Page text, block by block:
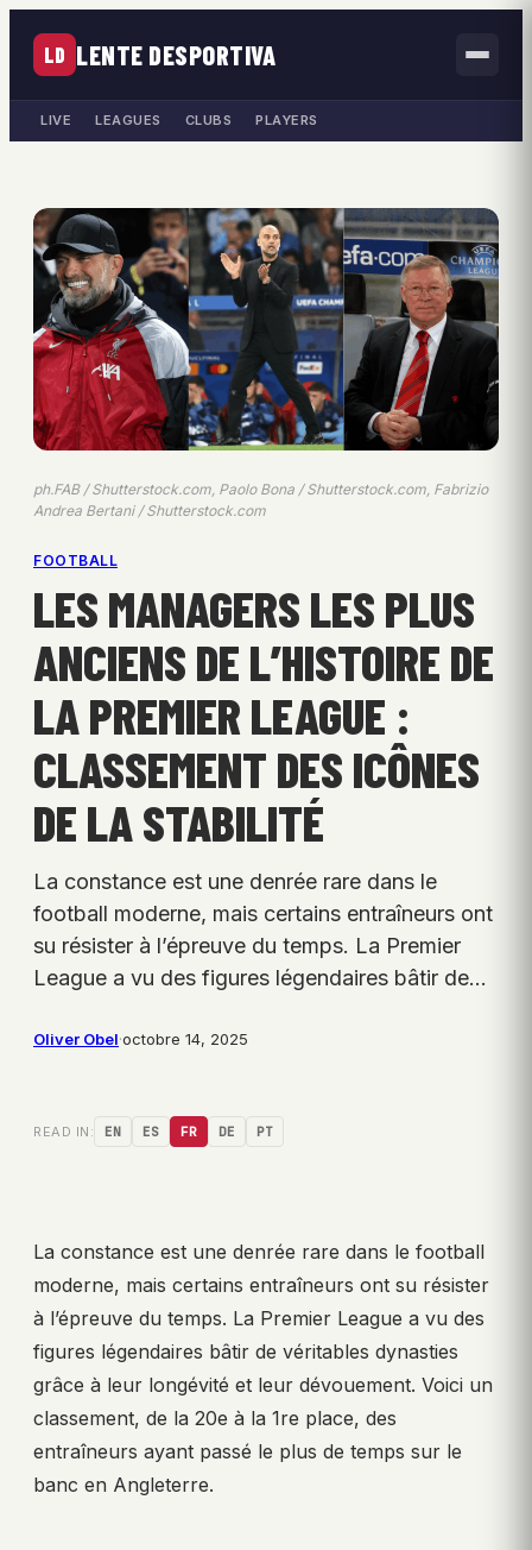
LD LENTE DESPORTIVA
LIVE LEAGUES CLUBS PLAYERS
ph.FAB / Shutterstock.com, Paolo Bona / Shutterstock.com, Fabrizio
Andrea Bertani / Shutterstock.com
FOOTBALL
LES MANAGERS LES PLUS
ANCIENS DE L’HISTOIRE DE
LA PREMIER LEAGUE :
CLASSEMENT DES ICÔNES
DE LA STABILITÉ
La constance est une denrée rare dans le
football moderne, mais certains entraîneurs ont
su résister à l’épreuve du temps. La Premier
League a vu des figures légendaires bâtir de…
Oliver Obel·octobre 14, 2025
READ IN: EN ES FR DE PT
La constance est une denrée rare dans le football
moderne, mais certains entraîneurs ont su résister
à l’épreuve du temps. La Premier League a vu des
figures légendaires bâtir de véritables dynasties
grâce à leur longévité et leur dévouement. Voici un
classement, de la 20e à la 1re place, des
entraîneurs ayant passé le plus de temps sur le
banc en Angleterre.